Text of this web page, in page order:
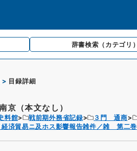
辞書検索 （カテゴリ）
目録詳細
京（本文なし）
料館 戦前期外務省記録 ３門 通商
経済貿易ニ及ホス影響報告雑件／雑 第二巻